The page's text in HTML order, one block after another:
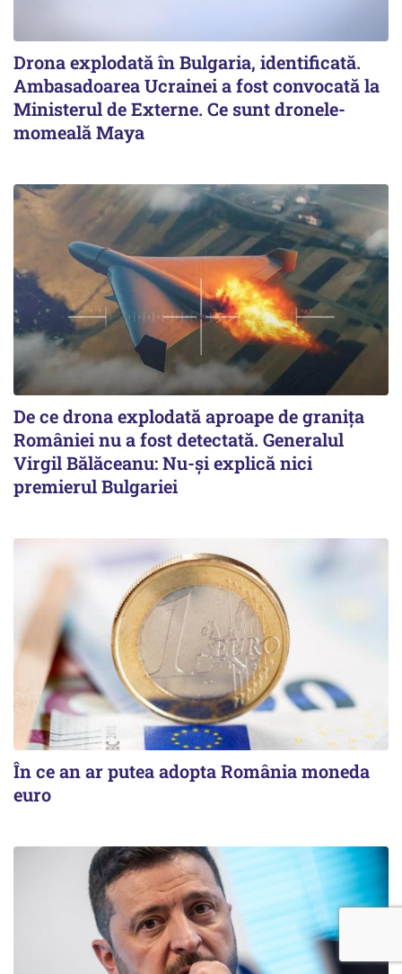
Drona explodată în Bulgaria, identificată.
Ambasadoarea Ucrainei a fost convocată la
Ministerul de Externe. Ce sunt dronele-
momeală Maya
De ce drona explodată aproape de granița
României nu a fost detectată. Generalul
Virgil Bălăceanu: Nu-și explică nici
premierul Bulgariei
În ce an ar putea adopta România moneda
euro